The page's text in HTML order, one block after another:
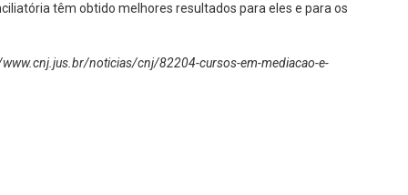
têm obtido melhores resultados para eles e para os
noticias/cnj/82204-cursos-em-mediacao-e-